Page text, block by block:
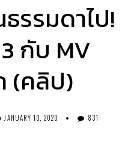
รรมดาไป!
กับ MV
(คลิป)
JANUARY 10, 2020
831